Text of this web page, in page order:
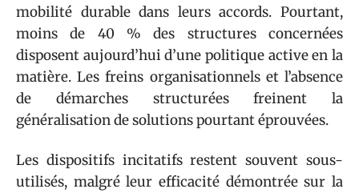
mobilité durable dans leurs accords. Pourtant,
moins de 40 % des structures concernées
disposent aujourd’hui d’une politique active en la
matière. Les freins organisationnels et l’absence
de démarches structurées freinent la
généralisation de solutions pourtant éprouvées.
Les dispositifs incitatifs restent souvent sous-
utilisés, malgré leur efficacité démontrée sur la